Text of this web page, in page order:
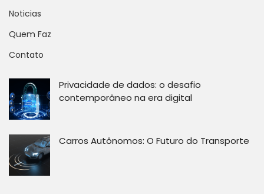
Noticias
Quem Faz
Contato
Privacidade de dados: o desafio
contemporâneo na era digital
Carros Autônomos: O Futuro do Transporte